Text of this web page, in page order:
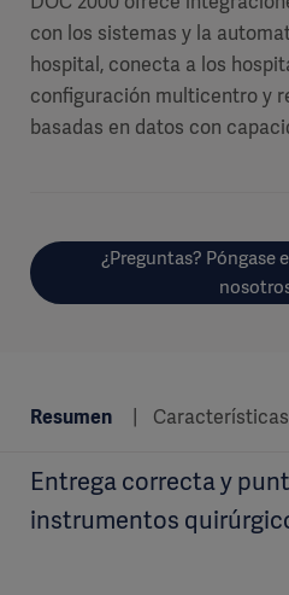
con los sistemas y la
hospital, conecta a los
configuración multicentro y
basadas en datos con
¿Preguntas? Póngase
Resumen Características
Entrega correcta y
instrumentos